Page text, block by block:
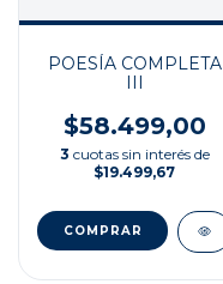
POESÍA COMPLETA
III
$58.499,00
3 cuotas sin interés de
$19.499,67